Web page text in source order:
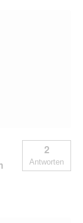
2
Antworten